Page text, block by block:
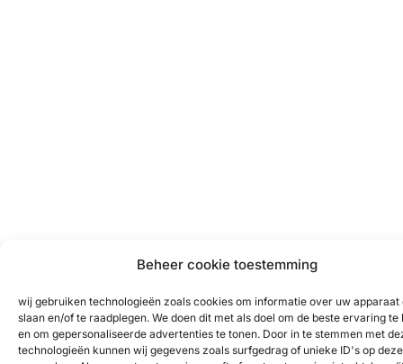
Beheer cookie toestemming
wij gebruiken technologieën zoals cookies om informatie over uw apparaat
slaan en/of te raadplegen. We doen dit met als doel om de beste ervaring te
en om gepersonaliseerde advertenties te tonen. Door in te stemmen met
technologieën kunnen wij gegevens zoals surfgedrag of unieke ID's op